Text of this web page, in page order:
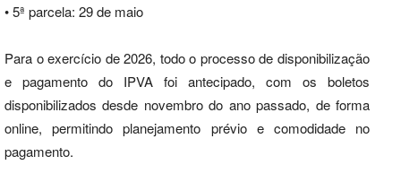
• 5ª parcela: 29 de maio
Para o exercício de 2026, todo o processo de disponibilização
e pagamento do IPVA foi antecipado, com os boletos
disponibilizados desde novembro do ano passado, de forma
online, permitindo planejamento prévio e comodidade no
pagamento.